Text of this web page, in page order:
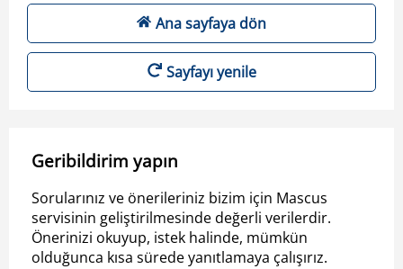
Ana sayfaya dön
Sayfayı yenile
Geribildirim yapın
Sorularınız ve önerileriniz bizim için Mascus
servisinin geliştirilmesinde değerli verilerdir.
Önerinizi okuyup, istek halinde, mümkün
olduğunca kısa sürede yanıtlamaya çalışırız.